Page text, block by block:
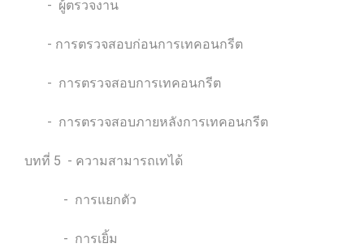
- ผู้ตรวจงาน
- การตรวจสอบก่อนการเทคอนกรีต
- การตรวจสอบการเทคอนกรีต
- การตรวจสอบภายหลังการเทคอนกรีต
บทที่ 5 - ความสามารถเทได้
- การแยกตัว
- การเยิ้ม